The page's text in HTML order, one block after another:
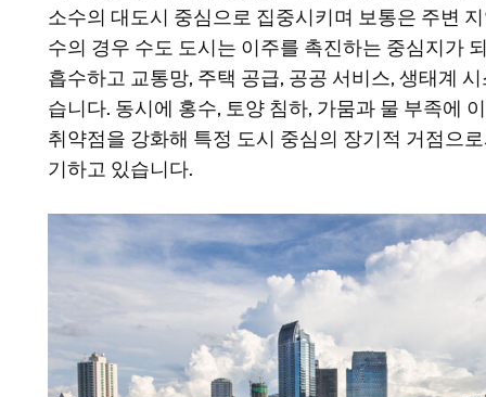
소수의 대도시 중심으로 집중시키며 보통은 주변
수의 경우 수도 도시는 이주를 촉진하는 중심지가
흡수하고 교통망, 주택 공급, 공공 서비스, 생태계
습니다. 동시에 홍수, 토양 침하, 가뭄과 물 부족에
취약점을 강화해 특정 도시 중심의 장기적 거점으
기하고 있습니다.